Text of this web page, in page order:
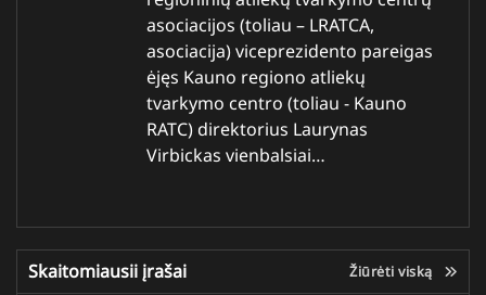
asociacijos (toliau – LRATCA,
asociacija) viceprezidento pareigas
ėjęs Kauno regiono atliekų
tvarkymo centro (toliau - Kauno
RATC) direktorius Laurynas
Virbickas vienbalsiai…
Skaitomiausii įrašai Žiūrėti viską